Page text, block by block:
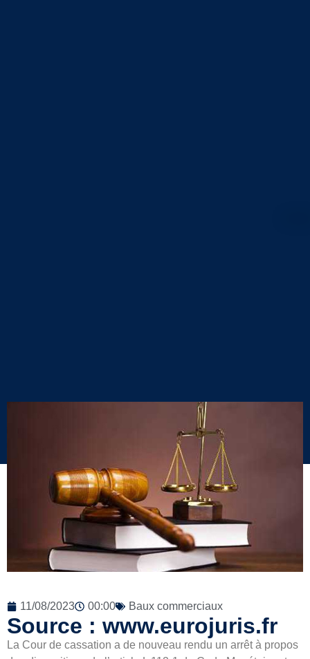
11/08/2023 00:00 Baux commerciaux
Source : www.eurojuris.fr
La Cour de cassation a de nouveau rendu un arrêt à propos